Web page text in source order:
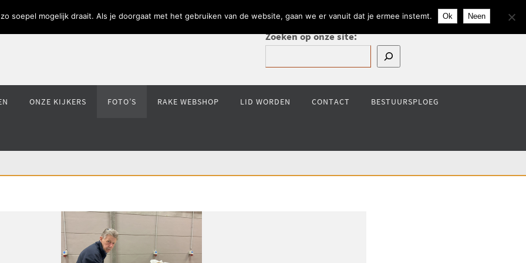
Zoeken op onze site:
ONZE KIJKERS FOTO’S RAKE WEBSHOP LID WORDEN CONTACT BESTUURSPLOEG
soepel mogelijk draait. Als je doorgaat met het gebruiken van de website, gaan we er vanuit dat je ermee instemt. Ok Neen